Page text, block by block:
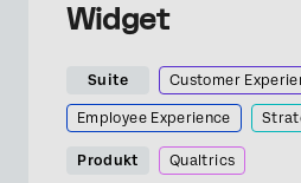
Widget
Suite Customer
Employee Experience
Produkt Qualtrics